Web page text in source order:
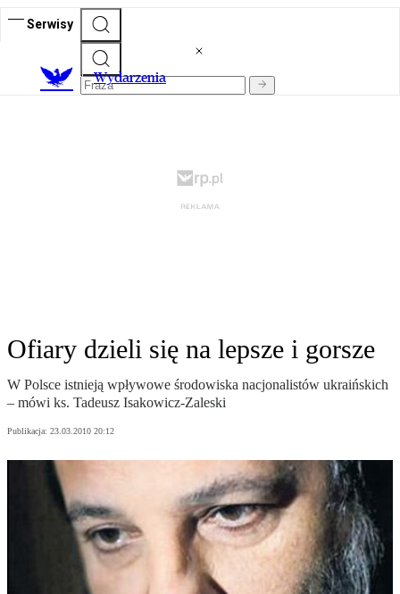
Serwisy
Wydarzenia
Ofiary dzieli się na lepsze i gorsze
W Polsce istnieją wpływowe środowiska nacjonalistów ukraińskich
– mówi ks. Tadeusz Isakowicz-Zaleski
Publikacja: 23.03.2010 20:12